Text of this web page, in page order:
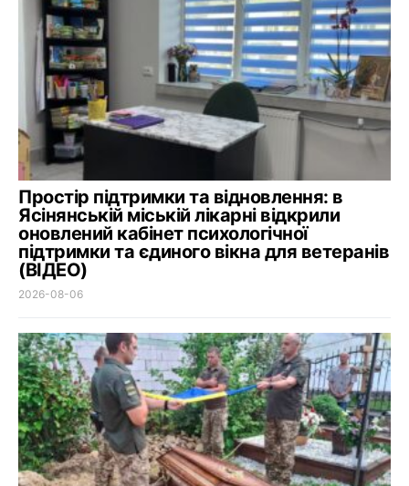
Простір підтримки та відновлення: в
Ясінянській міській лікарні відкрили
оновлений кабінет психологічної
підтримки та єдиного вікна для ветеранів
(ВІДЕО)
2026-08-06